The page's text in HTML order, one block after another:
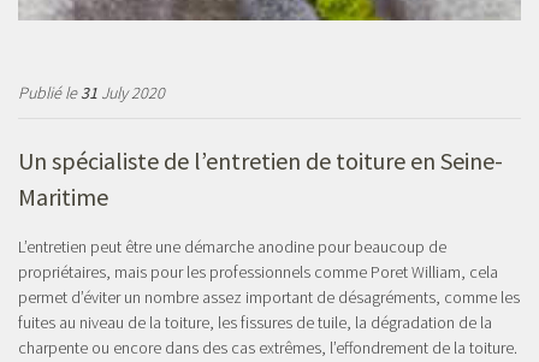
Publié le31 July 2020
Un spécialiste de l’entretien de toiture en Seine-
Maritime
L’entretien peut être une démarche anodine pour beaucoup de
propriétaires, mais pour les professionnels comme Poret William, cela
permet d’éviter un nombre assez important de désagréments, comme les
fuites au niveau de la toiture, les fissures de tuile, la dégradation de la
charpente ou encore dans des cas extrêmes, l’effondrement de la toiture.